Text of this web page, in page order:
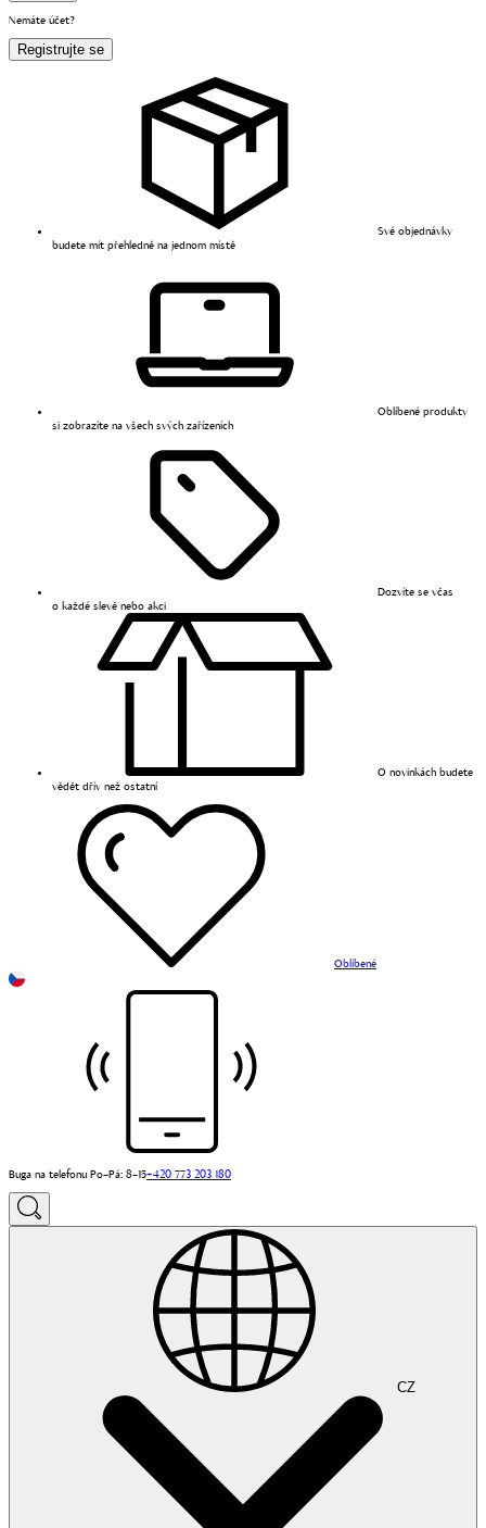
Nemáte účet?
Registrujte se
Své objednávky
budete mít přehledně na jednom místě
Oblíbené produkty
si zobrazíte na všech svých zařízeních
Dozvíte se včas
o každé slevě nebo akci
O novinkách budete
vědět dřív než ostatní
Oblíbené
Buga na telefonu Po–Pá: 8–15+420 773 203 180
CZ